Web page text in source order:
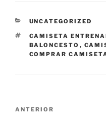
CATEGORÍAS
UNCATEGORIZED
ETIQUETAS
CAMISETA
BALONCESTO ,
COMPRAR
Navegación
Entrada
ANTERIOR